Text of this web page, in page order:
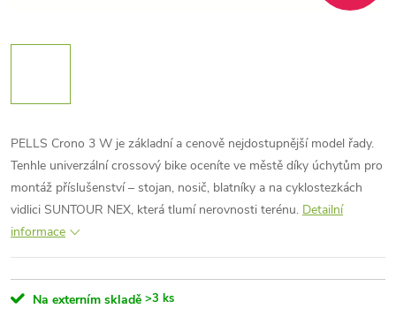
PELLS Crono 3 W je základní a cenově nejdostupnější model řady.
Tenhle univerzální crossový bike oceníte ve městě díky úchytům pro
montáž příslušenství – stojan, nosič, blatníky a na cyklostezkách
vidlici SUNTOUR NEX, která tlumí nerovnosti terénu. Detailní
informace
Na externím skladě >3 ks